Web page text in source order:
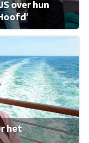
over hun
het